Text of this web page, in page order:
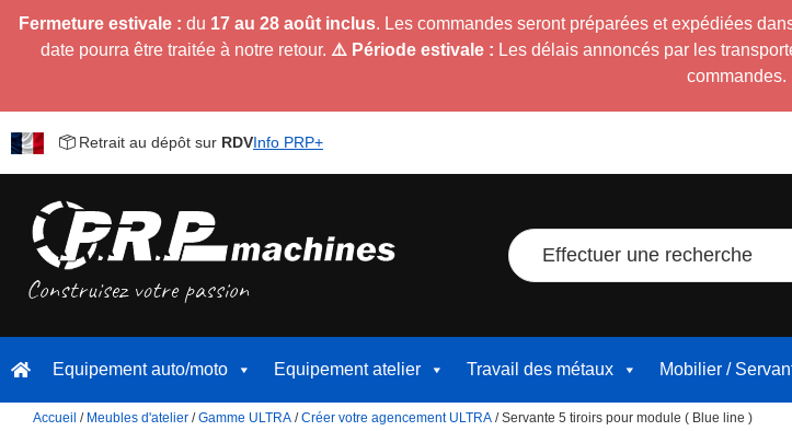
Fermeture estivale : du 17 au 28 août inclus. Les commandes seront préparées et expédiées
date pourra être traitée à notre retour. ⚠️ Période estivale : Les délais annoncés par les
commandes.
Retrait au dépôt sur RDVInfo PRP+
Effectuer une recherche
Equipement auto/moto Equipement atelier Travail des métaux Mobilier /
Accueil / Meubles d'atelier /Gamme ULTRA /Créer votre agencement ULTRA / Servante 5 tiroirs pour module ( Blue line )